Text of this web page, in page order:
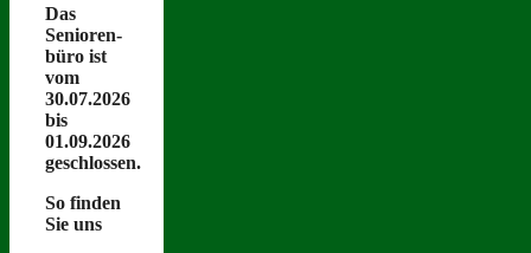
Das
Senioren­
büro ist
vom
30.07.2026
bis
01.09.2026
geschlossen.
So find­en
Sie uns